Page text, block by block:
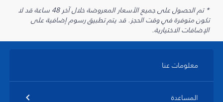
* تم الحصول على جميع الأسعار المعروضة خلال آخر 48 ساعة قد لا
تكون متوفرة في وقت الحجز. قد يتم تطبيق رسوم إضافية على
الإضافات الاختيارية.
معلومات عنا
المساعدة